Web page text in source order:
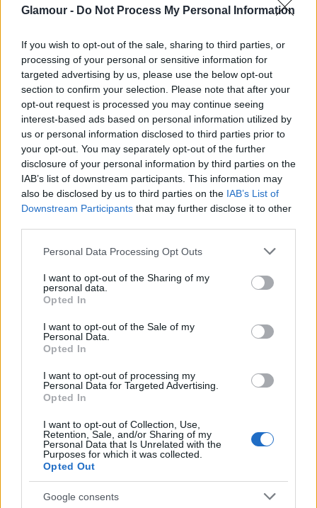
Glamour - Do Not Process My Personal Information
If you wish to opt-out of the sale, sharing to third parties, or
processing of your personal or sensitive information for
targeted advertising by us, please use the below opt-out
section to confirm your selection. Please note that after your
opt-out request is processed you may continue seeing
interest-based ads based on personal information utilized by
us or personal information disclosed to third parties prior to
your opt-out. You may separately opt-out of the further
disclosure of your personal information by third parties on the
IAB’s list of downstream participants. This information may
also be disclosed by us to third parties on the IAB’s List of
Downstream Participants that may further disclose it to other
Please note that this website/app uses one or more Google
not limited to your visit or usage behaviour. You may click to
grant or deny consent to Google and its third-party tags to
use your data for below specified purposes in below Google
consent section.
Personal Data Processing Opt Outs
I want to opt-out of the Sharing of my
personal data.
Opted In
I want to opt-out of the Sale of my
Personal Data.
Opted In
I want to opt-out of processing my
Personal Data for Targeted Advertising.
Opted In
I want to opt-out of Collection, Use,
Retention, Sale, and/or Sharing of my
Personal Data that Is Unrelated with the
Purposes for which it was collected.
Opted Out
Google consents
Halsey egy szál melltartóban
gyászolja kapcsolatát G-Eazy-vel az
utcán